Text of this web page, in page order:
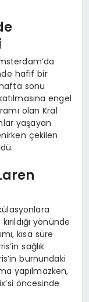
hafif bir
sonu
engel
olan Kral
yaşayan
çekilen
yönünde
kısa süre
sağlık
burnundaki
yapılmazken,
öncesinde